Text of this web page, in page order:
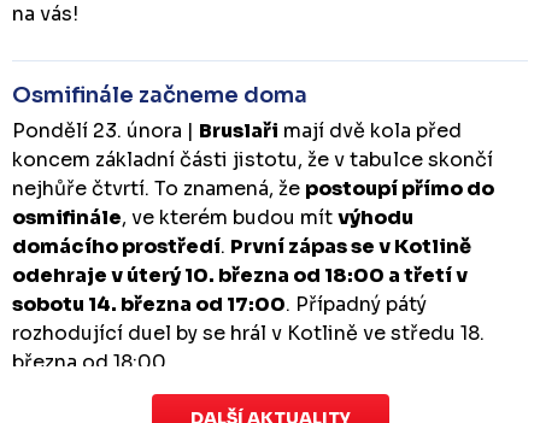
na vás!
Osmifinále začneme doma
Pondělí 23. února | Bruslaři mají dvě kola před
koncem základní části jistotu, že v tabulce skončí
nejhůře čtvrtí. To znamená, že postoupí přímo do
osmifinále, ve kterém budou mítvýhodu
domácího prostředí. První zápas se v Kotlině
odehraje v úterý 10. března od 18:00 a třetí v
sobotu 14. března od 17:00. Případný pátý
rozhodující duel by se hrál v Kotlině ve středu 18.
března od 18:00.
DALŠÍ AKTUALITY